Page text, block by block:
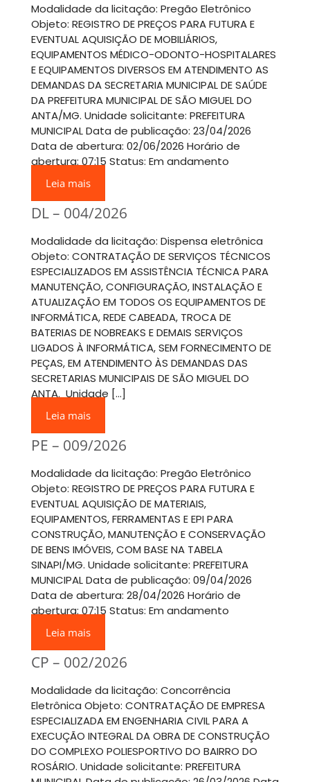
Modalidade da licitação: Pregão Eletrônico
Objeto: REGISTRO DE PREÇOS PARA FUTURA E
EVENTUAL AQUISIÇÃO DE MOBILIÁRIOS,
EQUIPAMENTOS MÉDICO-ODONTO-HOSPITALARES
E EQUIPAMENTOS DIVERSOS EM ATENDIMENTO AS
DEMANDAS DA SECRETARIA MUNICIPAL DE SAÚDE
DA PREFEITURA MUNICIPAL DE SÃO MIGUEL DO
ANTA/MG. Unidade solicitante: PREFEITURA
MUNICIPAL Data de publicação: 23/04/2026
Data de abertura: 02/06/2026 Horário de
abertura: 07:15 Status: Em andamento
Leia mais
DL – 004/2026
Modalidade da licitação: Dispensa eletrônica
Objeto: CONTRATAÇÃO DE SERVIÇOS TÉCNICOS
ESPECIALIZADOS EM ASSISTÊNCIA TÉCNICA PARA
MANUTENÇÃO, CONFIGURAÇÃO, INSTALAÇÃO E
ATUALIZAÇÃO EM TODOS OS EQUIPAMENTOS DE
INFORMÁTICA, REDE CABEADA, TROCA DE
BATERIAS DE NOBREAKS E DEMAIS SERVIÇOS
LIGADOS À INFORMÁTICA, SEM FORNECIMENTO DE
PEÇAS, EM ATENDIMENTO ÀS DEMANDAS DAS
SECRETARIAS MUNICIPAIS DE SÃO MIGUEL DO
ANTA. Unidade […]
Leia mais
PE – 009/2026
Modalidade da licitação: Pregão Eletrônico
Objeto: REGISTRO DE PREÇOS PARA FUTURA E
EVENTUAL AQUISIÇÃO DE MATERIAIS,
EQUIPAMENTOS, FERRAMENTAS E EPI PARA
CONSTRUÇÃO, MANUTENÇÃO E CONSERVAÇÃO
DE BENS IMÓVEIS, COM BASE NA TABELA
SINAPI/MG. Unidade solicitante: PREFEITURA
MUNICIPAL Data de publicação: 09/04/2026
Data de abertura: 28/04/2026 Horário de
abertura: 07:15 Status: Em andamento
Leia mais
CP – 002/2026
Modalidade da licitação: Concorrência
Eletrônica Objeto: CONTRATAÇÃO DE EMPRESA
ESPECIALIZADA EM ENGENHARIA CIVIL PARA A
EXECUÇÃO INTEGRAL DA OBRA DE CONSTRUÇÃO
DO COMPLEXO POLIESPORTIVO DO BAIRRO DO
ROSÁRIO. Unidade solicitante: PREFEITURA